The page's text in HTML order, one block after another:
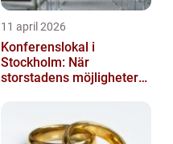
11 april 2026
Konferenslokal i
Stockholm: När
storstadens möjligheter